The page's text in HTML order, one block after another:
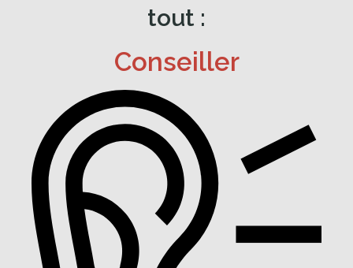
tout :
Conseiller